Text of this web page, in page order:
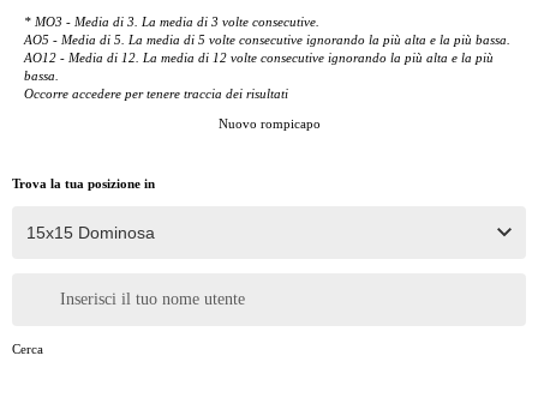
* MO3 - Media di 3. La media di 3 volte consecutive.
AO5 - Media di 5. La media di 5 volte consecutive ignorando la più alta e la più bassa.
AO12 - Media di 12. La media di 12 volte consecutive ignorando la più alta e la più
bassa.
Occorre accedere per tenere traccia dei risultati
Nuovo rompicapo
Trova la tua posizione in
Inserisci il tuo nome utente
Cerca